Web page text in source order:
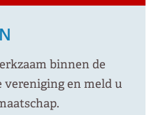
binnen de
en meld u